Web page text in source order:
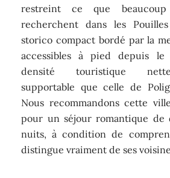
restreint ce que
recherchent dans les
storico compact bordé par la
accessibles à pied depuis
densité touristique
supportable que celle de
Nous recommandons cette
pour un séjour romantique de
nuits, à condition de
distingue vraiment de ses